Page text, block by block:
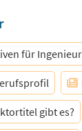
Data Scientist
für
gibt es?